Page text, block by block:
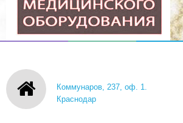
Коммунаров, 237, оф. 1.
Краснодар